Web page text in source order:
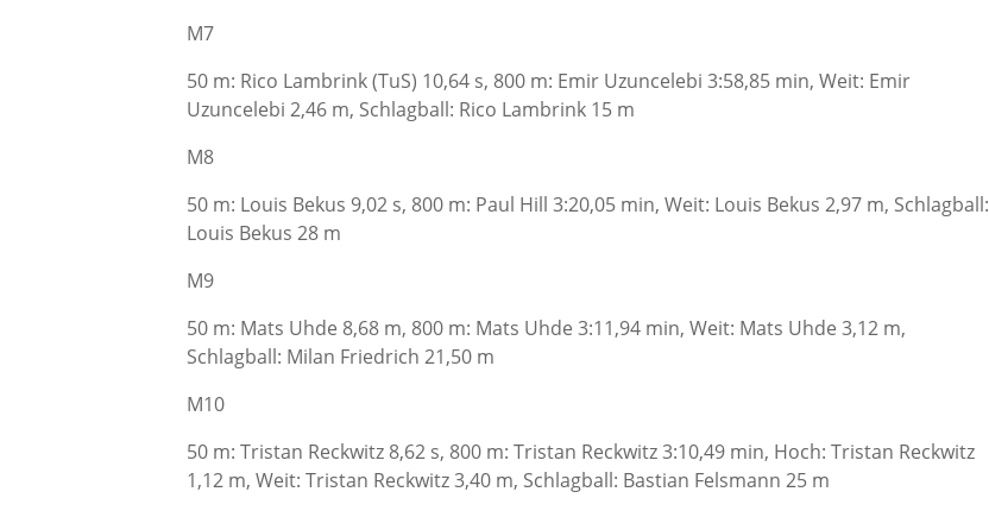
M7
50 m: Rico Lambrink (TuS) 10,64 s, 800 m: Emir Uzuncelebi 3:58,85 min, Weit: Emir
Uzuncelebi 2,46 m, Schlagball: Rico Lambrink 15 m
M8
50 m: Louis Bekus 9,02 s, 800 m: Paul Hill 3:20,05 min, Weit: Louis Bekus 2,97 m, Schlagball:
Louis Bekus 28 m
M9
50 m: Mats Uhde 8,68 m, 800 m: Mats Uhde 3:11,94 min, Weit: Mats Uhde 3,12 m,
Schlagball: Milan Friedrich 21,50 m
M10
50 m: Tristan Reckwitz 8,62 s, 800 m: Tristan Reckwitz 3:10,49 min, Hoch: Tristan Reckwitz
1,12 m, Weit: Tristan Reckwitz 3,40 m, Schlagball: Bastian Felsmann 25 m